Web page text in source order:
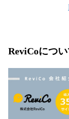
ReviCoにつ